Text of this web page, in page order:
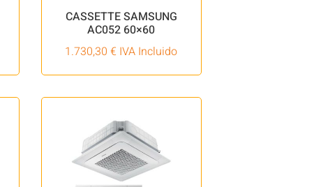
CASSETTE SAMSUNG
AC052 60×60
1.730,30€ IVA Incluido